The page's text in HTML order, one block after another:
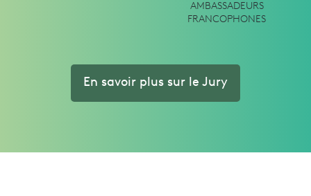
AMBASSADEURS
FRANCOPHONES
En savoir plus sur le Jury